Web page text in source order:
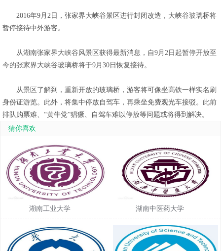
2016年9月2日，张家界大峡谷景区进行封闭改造，大峡谷玻璃桥将
暂停接待中外游客。
从湖南张家界大峡谷风景区获得最新消息，自9月2日起暂停开放至
今的张家界大峡谷玻璃桥将于9月30日恢复接待。
从景区了解到，重新开放的玻璃桥，游客将可像坐高铁一样实名刷
身份证游览。此外，将集中停放自驾车，再乘坐免费观光车接驳。此前
排队购票难、“黄牛党”猖獗、自驾车难以停放等问题或将得到解决。
猜你喜欢
湖南工业大学 湖南中医药大学